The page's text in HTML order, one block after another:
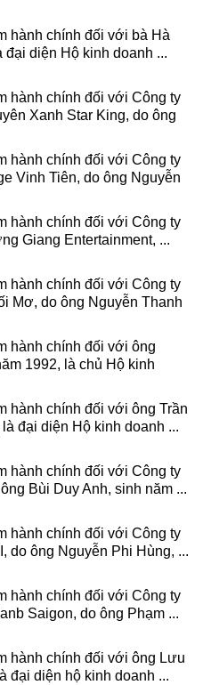
hành chính đối với bà Hà
diện Hộ kinh doanh ...
hành chính đối với Công ty
Xanh Star King, do ông
hành chính đối với Công ty
Vinh Tiên, do ông Nguyễn
hành chính đối với Công ty
Giang Entertainment, ...
hành chính đối với Công ty
Mơ, do ông Nguyễn Thanh
hành chính đối với ông
1992, là chủ Hộ kinh
hành chính đối với ông Trần
đại diện Hộ kinh doanh ...
hành chính đối với Công ty
Bùi Duy Anh, sinh năm ...
hành chính đối với Công ty
do ông Nguyễn Phi Hùng, ...
hành chính đối với Công ty
Saigon, do ông Phạm ...
hành chính đối với ông Lưu
đại diện hộ kinh doanh ...